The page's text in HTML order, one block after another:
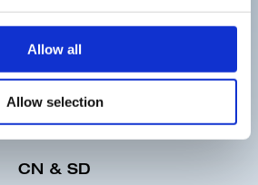
Allow all
Allow selection
Qualità
FR Settore automobilistico
EVA
CN & SD